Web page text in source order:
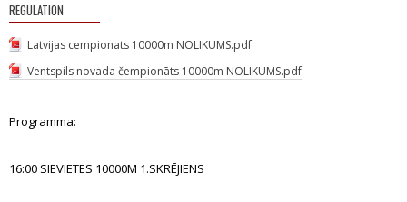
REGULATION
Latvijas cempionats 10000m NOLIKUMS.pdf
Ventspils novada čempionāts 10000m NOLIKUMS.pdf
Programma:
16:00 SIEVIETES 10000M 1.SKRĒJIENS